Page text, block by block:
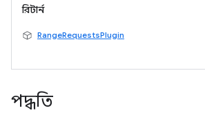
রিটার্ন
RangeRequestsPlugin
পদ্ধতি